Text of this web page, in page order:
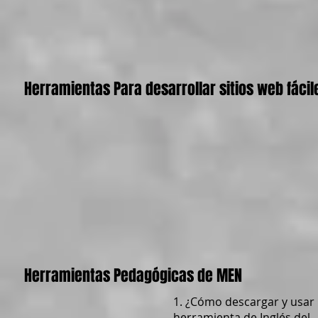
Herramientas Para desarrollar sitios web
Herramientas Pedagógicas de MEN
1. ¿Cómo descargar y usar